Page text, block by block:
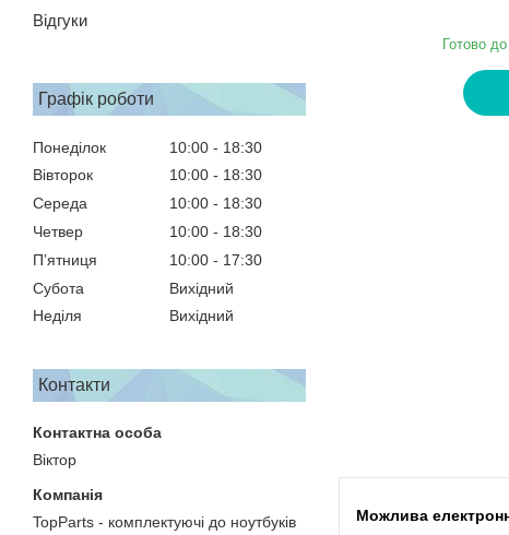
Відгуки
Графік роботи
Понеділок 10:00
18:30
Вівторок
10:00
18:30
Середа
10:00
18:30
Четвер
10:00
18:30
Пʼятниця
10:00
17:30
Субота
Вихідний
Неділя
Вихідний
Контакти
Віктор
TopParts - комплектуючі до ноутбуків
Готово